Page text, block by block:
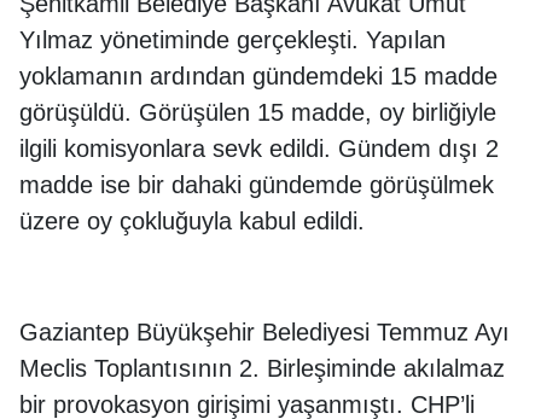
Yılmaz yönetiminde gerçekleşti. Yapılan
yoklamanın ardından gündemdeki 15 madde
görüşüldü. Görüşülen 15 madde, oy birliğiyle
ilgili komisyonlara sevk edildi. Gündem dışı 2
madde ise bir dahaki gündemde görüşülmek
üzere oy çokluğuyla kabul edildi.
Gaziantep Büyükşehir Belediyesi Temmuz Ayı
Meclis Toplantısının 2. Birleşiminde akılalmaz
bir provokasyon girişimi yaşanmıştı. CHP’li